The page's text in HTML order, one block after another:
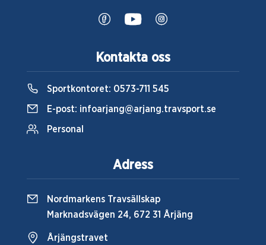
Kontakta oss
Sportkontoret: 0573-711 545
E-post: infoarjang@arjang.travsport.se
Personal
Adress
Nordmarkens Travsällskap
Marknadsvägen 24, 672 31 Årjäng
Årjängstravet